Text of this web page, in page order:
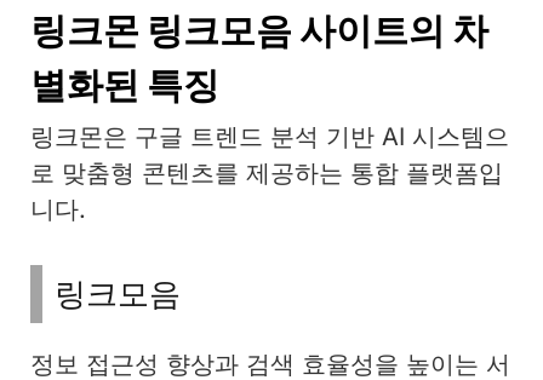
링크몬 링크모음 사이트의 차
별화된 특징
링크몬은 구글 트렌드 분석 기반 AI 시스템으
로 맞춤형 콘텐츠를 제공하는 통합 플랫폼입
니다.
링크모음
정보 접근성 향상과 검색 효율성을 높이는 서